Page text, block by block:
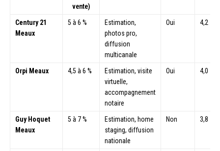
vente)
Century 21
Meaux
5 à 6 %
Estimation,
photos pro,
diffusion
multicanale
Oui 4,2
Orpi Meaux 4,5 à 6 %
Estimation, visite
virtuelle,
accompagnement
notaire
Oui 4,0
Guy Hoquet
Meaux
5 à 7 %
Estimation, home
staging, diffusion
nationale
Non 3,8